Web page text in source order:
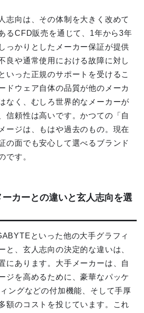
志向は、その体制を大きく改めて
るCFD販売を通じて、1年から3年
っかりとしたメーカー保証が提供
良や通常使用における故障に対し
いった正規のサポートを受けるこ
ドウェア自体の品質が他のメーカ
なく、むしろ世界的なメーカーが
信頼性は高いです。かつての「自
ージは、もはや過去のもの。現在
の面でも安心して選べるブランド
です。
カーとの違いと玄人志向を選
といった他の大手グラフィ
と、玄人志向の決定的な違いは、
にあります。大手メーカーは、自
ジを高めるために、豪華なパッケ
ングなどの付加機能、そして手厚
額のコストを投じています。これ